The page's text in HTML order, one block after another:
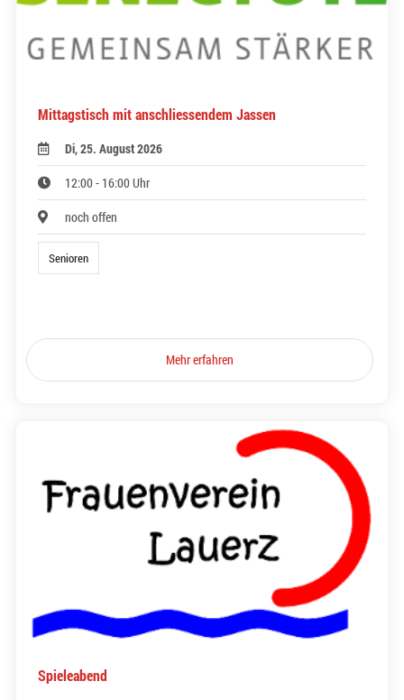
Mittagstisch mit anschliessendem Jassen
Di, 25. August 2026
12:00 - 16:00 Uhr
noch offen
Senioren
Mehr erfahren
Spieleabend